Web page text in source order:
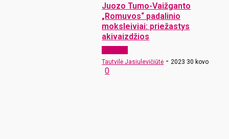
Juozo Tumo-Vaižganto
„Romuvos“ padalinio
moksleiviai: priežastys
akivaizdžios
Tautvilė Jasiulevičiūtė - 2023 30 kovo
0